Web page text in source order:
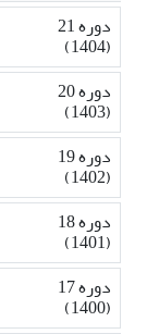
دوره 21
(1404)
دوره 20
(1403)
دوره 19
(1402)
دوره 18
(1401)
دوره 17
(1400)